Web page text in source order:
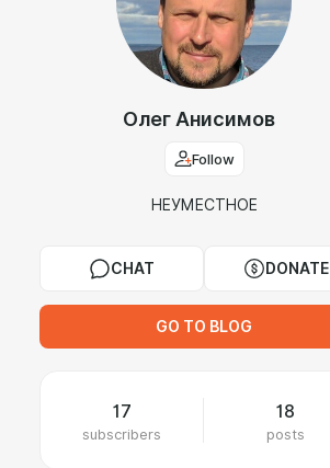
Олег Анисимов
Follow
НЕУМЕСТНОЕ
CHAT DONATE
GO TO BLOG
17
subscribers
18
posts